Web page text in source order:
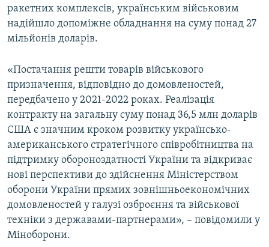
ракетних комплексів, українським військовим
надійшло допоміжне обладнання на суму понад 27
мільйонів доларів.
«Постачання решти товарів військового
призначення, відповідно до домовленостей,
передбачено у 2021-2022 роках. Реалізація
контракту на загальну суму понад 36,5 млн доларів
США є значним кроком розвитку українсько-
американського стратегічного співробітництва на
підтримку обороноздатності України та відкриває
нові перспективи до здійснення Міністерством
оборони України прямих зовнішньоекономічних
домовленостей у галузі озброєння та військової
техніки з державами-партнерами», – повідомили у
Міноборони.